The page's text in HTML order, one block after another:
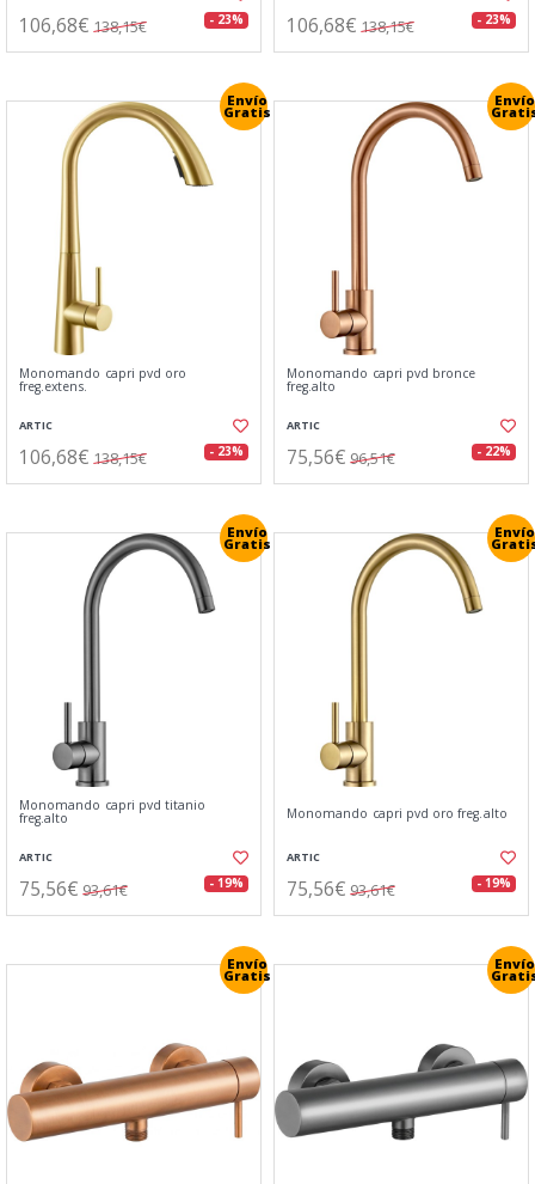
106,68€ 138,15€ - 23% 106,68€ 138,15€ - 23%
Envío
Gratis
Monomando capri pvd oro
freg.extens.
ARTIC
106,68€ 138,15€ - 23%
Envío
Monomando capri pvd bronce
freg.alto
ARTIC
75,56€ 96,51€ - 22%
Envío
Gratis
Monomando capri pvd titanio
freg.alto
ARTIC
75,56€ 93,61€ - 19%
Envío
Monomando capri pvd oro freg.alto
ARTIC
75,56€ 93,61€ - 19%
Envío
Gratis
Envío